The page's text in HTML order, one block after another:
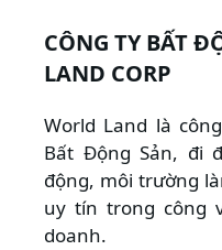
CÔNG TY BẤT
LAND CORP
World Land là
Bất Động Sản, đi
động, môi trường
uy tín trong công
doanh.